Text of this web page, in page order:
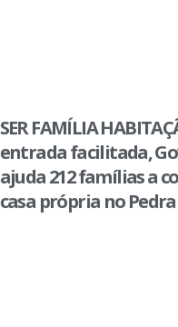
SER FAMÍLIA
entrada facilitada,
ajuda 212 famílias a
casa própria no Pedra